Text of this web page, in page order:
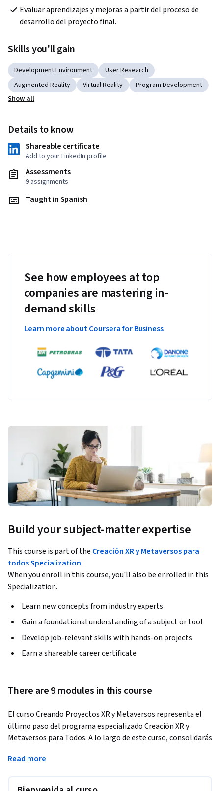
Evaluar aprendizajes y mejoras a partir del proceso de
desarrollo del proyecto final.
Skills you'll gain
Development Environment
User Research
Augmented Reality
Virtual Reality
Program Development
Show all
Details to know
Shareable certificate
Add to your LinkedIn profile
Assessments
9 assignments
Taught in Spanish
See how employees at top
companies are mastering in-
demand skills
Learn more about Coursera for Business
Build your subject-matter expertise
This course is part of the Creación XR y Metaversos para
todos Specialization
When you enroll in this course, you'll also be enrolled in this
Specialization.
Learn new concepts from industry experts
Gain a foundational understanding of a subject or tool
Develop job-relevant skills with hands-on projects
Earn a shareable career certificate
There are 9 modules in this course
El curso Creando Proyectos XR y Metaversos representa el
último paso del programa especializado Creación XR y
Metaversos para Todos. A lo largo de este curso, consolidarás
mediante la creación de un proyecto final que refleje tu
inmersivas. A lo largo de este curso, te enseñaremos a
Read more